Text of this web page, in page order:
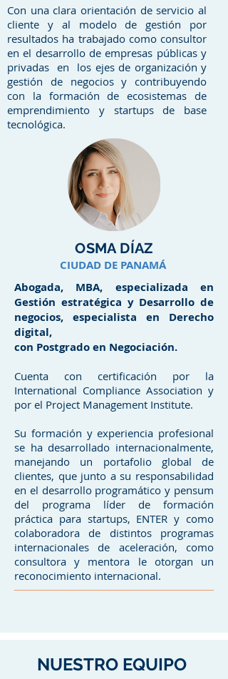
Con una clara orientación de servicio al
cliente y al modelo de gestión por
resultados ha trabajado como consultor
en el desarrollo de empresas públicas y
privadas en los ejes de organización y
gestión de negocios y contribuyendo
con la formación de ecosistemas de
emprendimiento y startups de base
tecnológica.
OSMA DÍAZ
CIUDAD DE PANAMÁ
Abogada, MBA, especializada en
Gestión estratégica y Desarrollo de
negocios, especialista en Derecho
digital,
con Postgrado en Negociación.
Cuenta con certificación por la
International Compliance Association y
por el Project Management Institute.
Su formación y experiencia profesional
se ha desarrollado internacionalmente,
manejando un portafolio global de
clientes, que junto a su responsabilidad
en el desarrollo programático y pensum
del programa líder de formación
práctica para startups, ENTER y como
colaboradora de distintos programas
internacionales de aceleración, como
consultora y mentora le otorgan un
reconocimiento internacional.
NUESTRO EQUIPO